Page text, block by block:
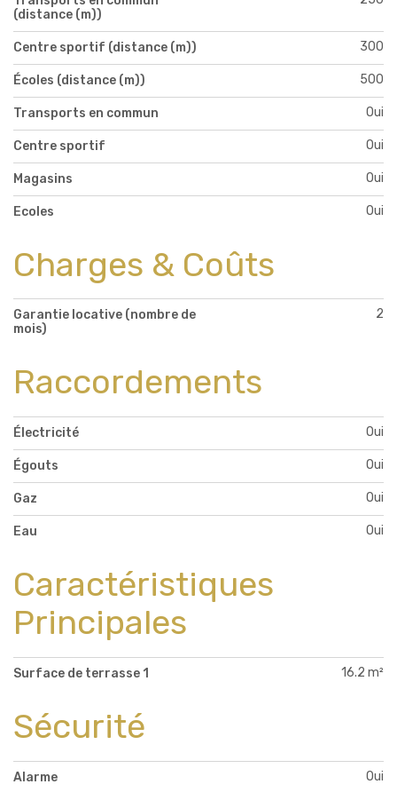
(distance (m))
Centre sportif (distance (m)) 300
Écoles (distance (m)) 500
Transports en commun Oui
Centre sportif Oui
Magasins Oui
Ecoles Oui
Charges & Coûts
Garantie locative (nombre de
mois)
2
Raccordements
Électricité Oui
Égouts Oui
Gaz Oui
Eau Oui
Caractéristiques
Principales
Surface de terrasse 1 16.2 m²
Sécurité
Alarme Oui